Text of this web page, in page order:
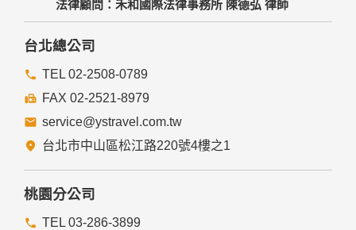
法律顧問：禾和國際法律事務所 陳德弘 律師
台北總公司
TEL 02-2508-0789
FAX 02-2521-8979
service@ystravel.com.tw
台北市中山區松江路220號4樓之1
桃園分公司
TEL 03-286-3899